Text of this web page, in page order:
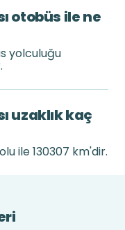
otobüs ile ne
yolculuğu
uzaklık kaç
ile 130307 km'dir.